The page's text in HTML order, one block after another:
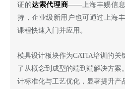
证的达索代理商——上海丰赐信息
持，企业级新用户也可通过上海
课程快速入门并应用。
模具设计板块作为CATIA培训的关
了从概念到成型的端到端解决方案
计标准化与工艺优化，显著提升产